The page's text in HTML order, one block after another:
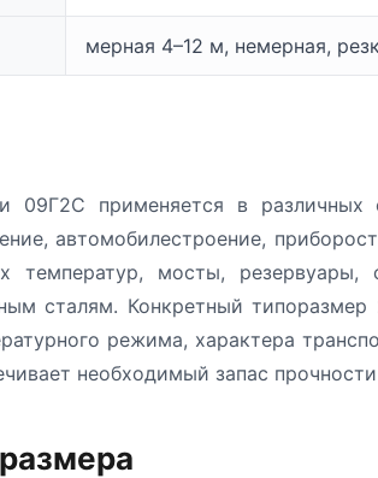
мерная 4–12 м, немерная,
применяется в различных
автомобилестроение,
температур, мосты, резервуары,
сталям. Конкретный
режима, характера
необходимый запас